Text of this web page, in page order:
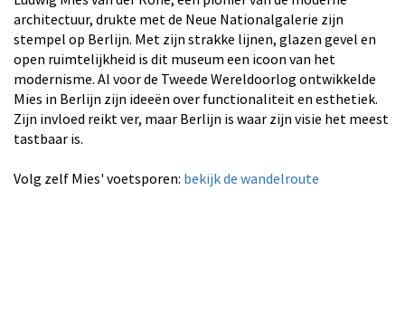
architectuur, drukte met de Neue Nationalgalerie zijn
stempel op Berlijn. Met zijn strakke lijnen, glazen gevel en
open ruimtelijkheid is dit museum een icoon van het
modernisme. Al voor de Tweede Wereldoorlog ontwikkelde
Mies in Berlijn zijn ideeën over functionaliteit en esthetiek.
Zijn invloed reikt ver, maar Berlijn is waar zijn visie het meest
tastbaar is.
Volg zelf Mies' voetsporen: bekijk de wandelroute